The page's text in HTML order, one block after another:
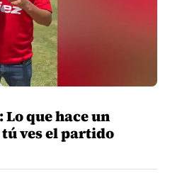
Lo que hace un
ves el partido